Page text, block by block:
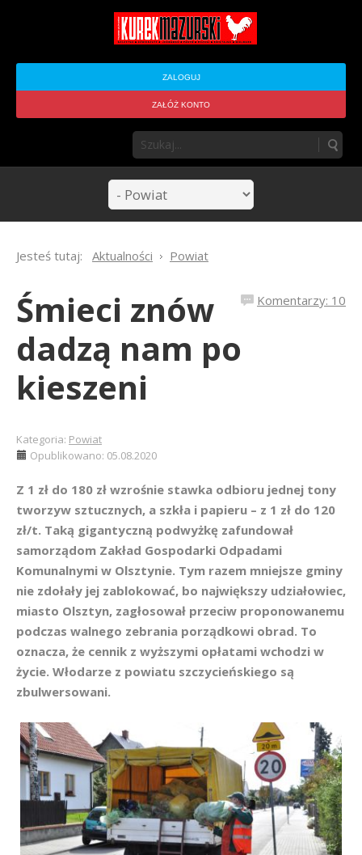
ZALOGUJ
ZAŁÓŻ KONTO
Jesteś tutaj: Aktualności Powiat
Komentarzy: 10
Śmieci znów
dadzą nam po
kieszeni
Kategoria: Powiat
Opublikowano: 05.08.2020
Z 1 zł do 180 zł wzrośnie stawka odbioru jednej tony
tworzyw sztucznych, a szkła i papieru – z 1 zł do 120
zł/t. Taką gigantyczną podwyżkę zafundował
samorządom Zakład Gospodarki Odpadami
Komunalnymi w Olsztynie. Tym razem mniejsze gminy
nie zdołały jej zablokować, bo największy udziałowiec,
miasto Olsztyn, zagłosował przeciw proponowanemu
podczas walnego zebrania porządkowi obrad. To
oznacza, że cennik z wyższymi opłatami wchodzi w
życie. Włodarze z powiatu szczycieńskiego są
zbulwersowani.